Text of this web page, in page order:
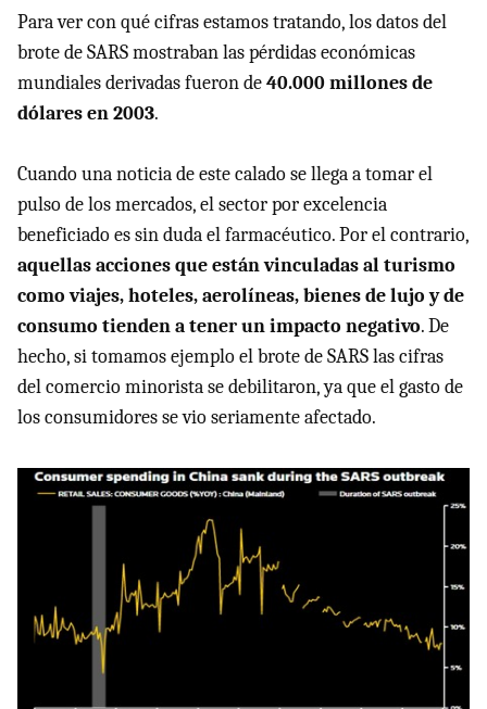
Para ver con qué cifras estamos tratando, los datos del
brote de SARS mostraban las pérdidas económicas
mundiales derivadas fueron de40.000 millones de
dólares en 2003.
Cuando una noticia de este calado se llega a tomar el
pulso de los mercados, el sector por excelencia
beneficiado es sin duda el farmacéutico. Por el contrario,
aquellas acciones que están vinculadas al turismo
como viajes, hoteles, aerolíneas, bienes de lujo y de
consumo tienden a tener un impacto negativo. De
hecho, si tomamos ejemplo el brote de SARS las cifras
del comercio minorista se debilitaron, ya que el gasto de
los consumidores se vio seriamente afectado.